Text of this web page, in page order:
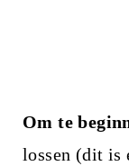
Om te
lossen (dit is